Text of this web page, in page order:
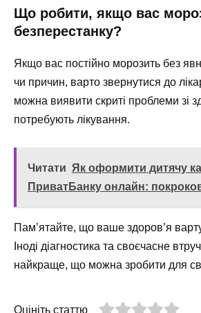
Що робити, якщо вас
безперестанку?
Якщо вас постійно морозить без
чи причин, варто звернутися до
можна виявити скриті проблеми зі
потребують лікування.
Читати Як оформити дитячу
ПриватБанку онлайн:
Пам’ятайте, що ваше здоров’я
Іноді діагностика та своєчасне
найкраще, що можна зробити для
Оцініть статтю